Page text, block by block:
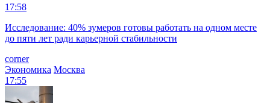
17:58
Исследование: 40% зумеров готовы работать на одном месте
до пяти лет ради карьерной стабильности
corner
Экономика Москва
17:55